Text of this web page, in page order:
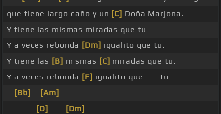
que tiene largo daño y un [C] Doña Marjona.
Y tiene las mismas miradas que tu.
Y a veces rebonda [Dm] igualito que tu.
Y tiene las [B] mismas [C] miradas que tu.
Y a veces rebonda [F] igualito que _ _ tu_
[Bb] [Am]
[D] [Dm]